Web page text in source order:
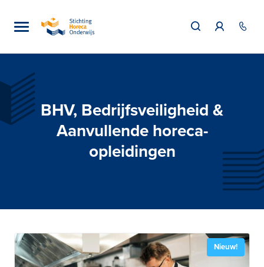
BHV, Bedrijfsveiligheid &
Aanvullende horeca-
opleidingen
Nieuw!